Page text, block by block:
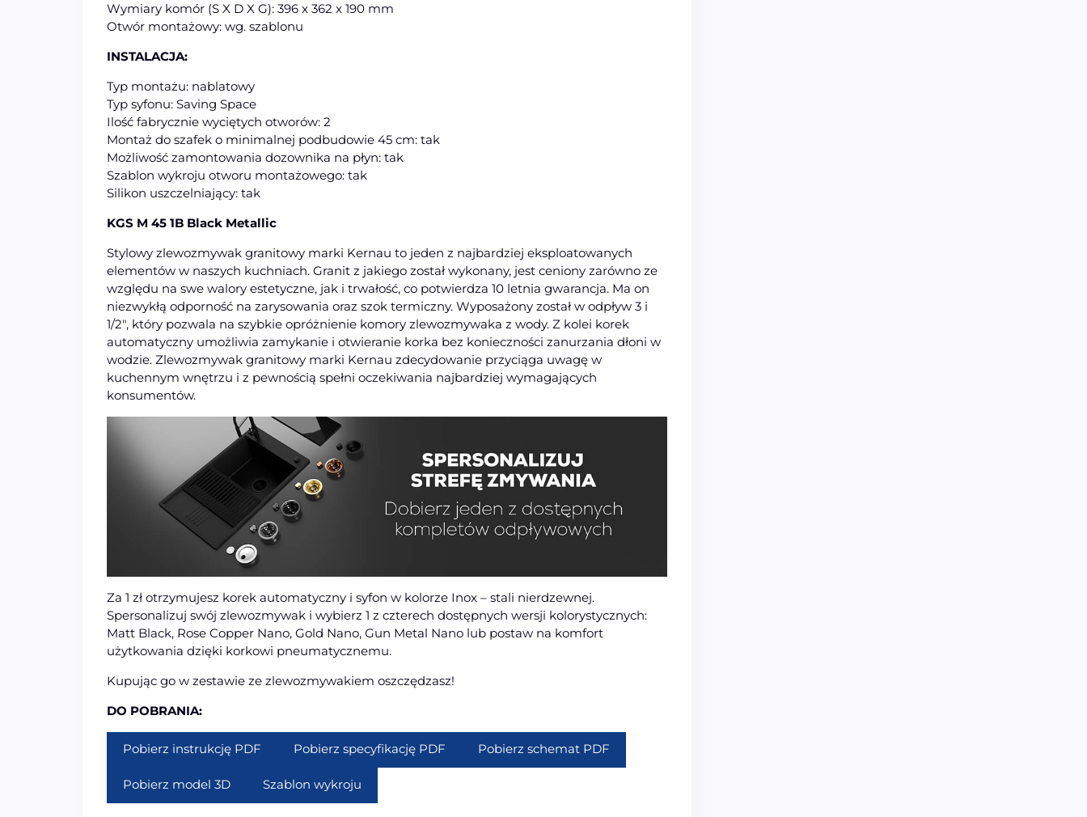
Wymiary komór (S X D X G): 396 x 362 x 190 mm
Otwór montażowy: wg. szablonu
INSTALACJA:
Typ montażu: nablatowy
Typ syfonu: Saving Space
Ilość fabrycznie wyciętych otworów: 2
Montaż do szafek o minimalnej podbudowie 45 cm: tak
Możliwość zamontowania dozownika na płyn: tak
Szablon wykroju otworu montażowego: tak
Silikon uszczelniający: tak
KGS M 45 1B Black Metallic
Stylowy zlewozmywak granitowy marki Kernau to jeden z najbardziej eksploatowanych
elementów w naszych kuchniach. Granit z jakiego został wykonany, jest ceniony zarówno ze
względu na swe walory estetyczne, jak i trwałość, co potwierdza 10 letnia gwarancja. Ma on
niezwykłą odporność na zarysowania oraz szok termiczny. Wyposażony został w odpływ 3 i
1/2″, który pozwala na szybkie opróżnienie komory zlewozmywaka z wody. Z kolei korek
automatyczny umożliwia zamykanie i otwieranie korka bez konieczności zanurzania dłoni w
wodzie. Zlewozmywak granitowy marki Kernau zdecydowanie przyciąga uwagę w
kuchennym wnętrzu i z pewnością spełni oczekiwania najbardziej wymagających
konsumentów.
Za 1 zł otrzymujesz korek automatyczny i syfon w kolorze Inox – stali nierdzewnej.
Spersonalizuj swój zlewozmywak i wybierz 1 z czterech dostępnych wersji kolorystycznych:
Matt Black, Rose Copper Nano, Gold Nano, Gun Metal Nano lub postaw na komfort
użytkowania dzięki korkowi pneumatycznemu.
Kupując go w zestawie ze zlewozmywakiem oszczędzasz!
DO POBRANIA:
Pobierz instrukcję PDF Pobierz specyfikację PDF Pobierz schemat PDF
Pobierz model 3D Szablon wykroju